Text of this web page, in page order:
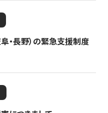
・長野）の緊急支援制度